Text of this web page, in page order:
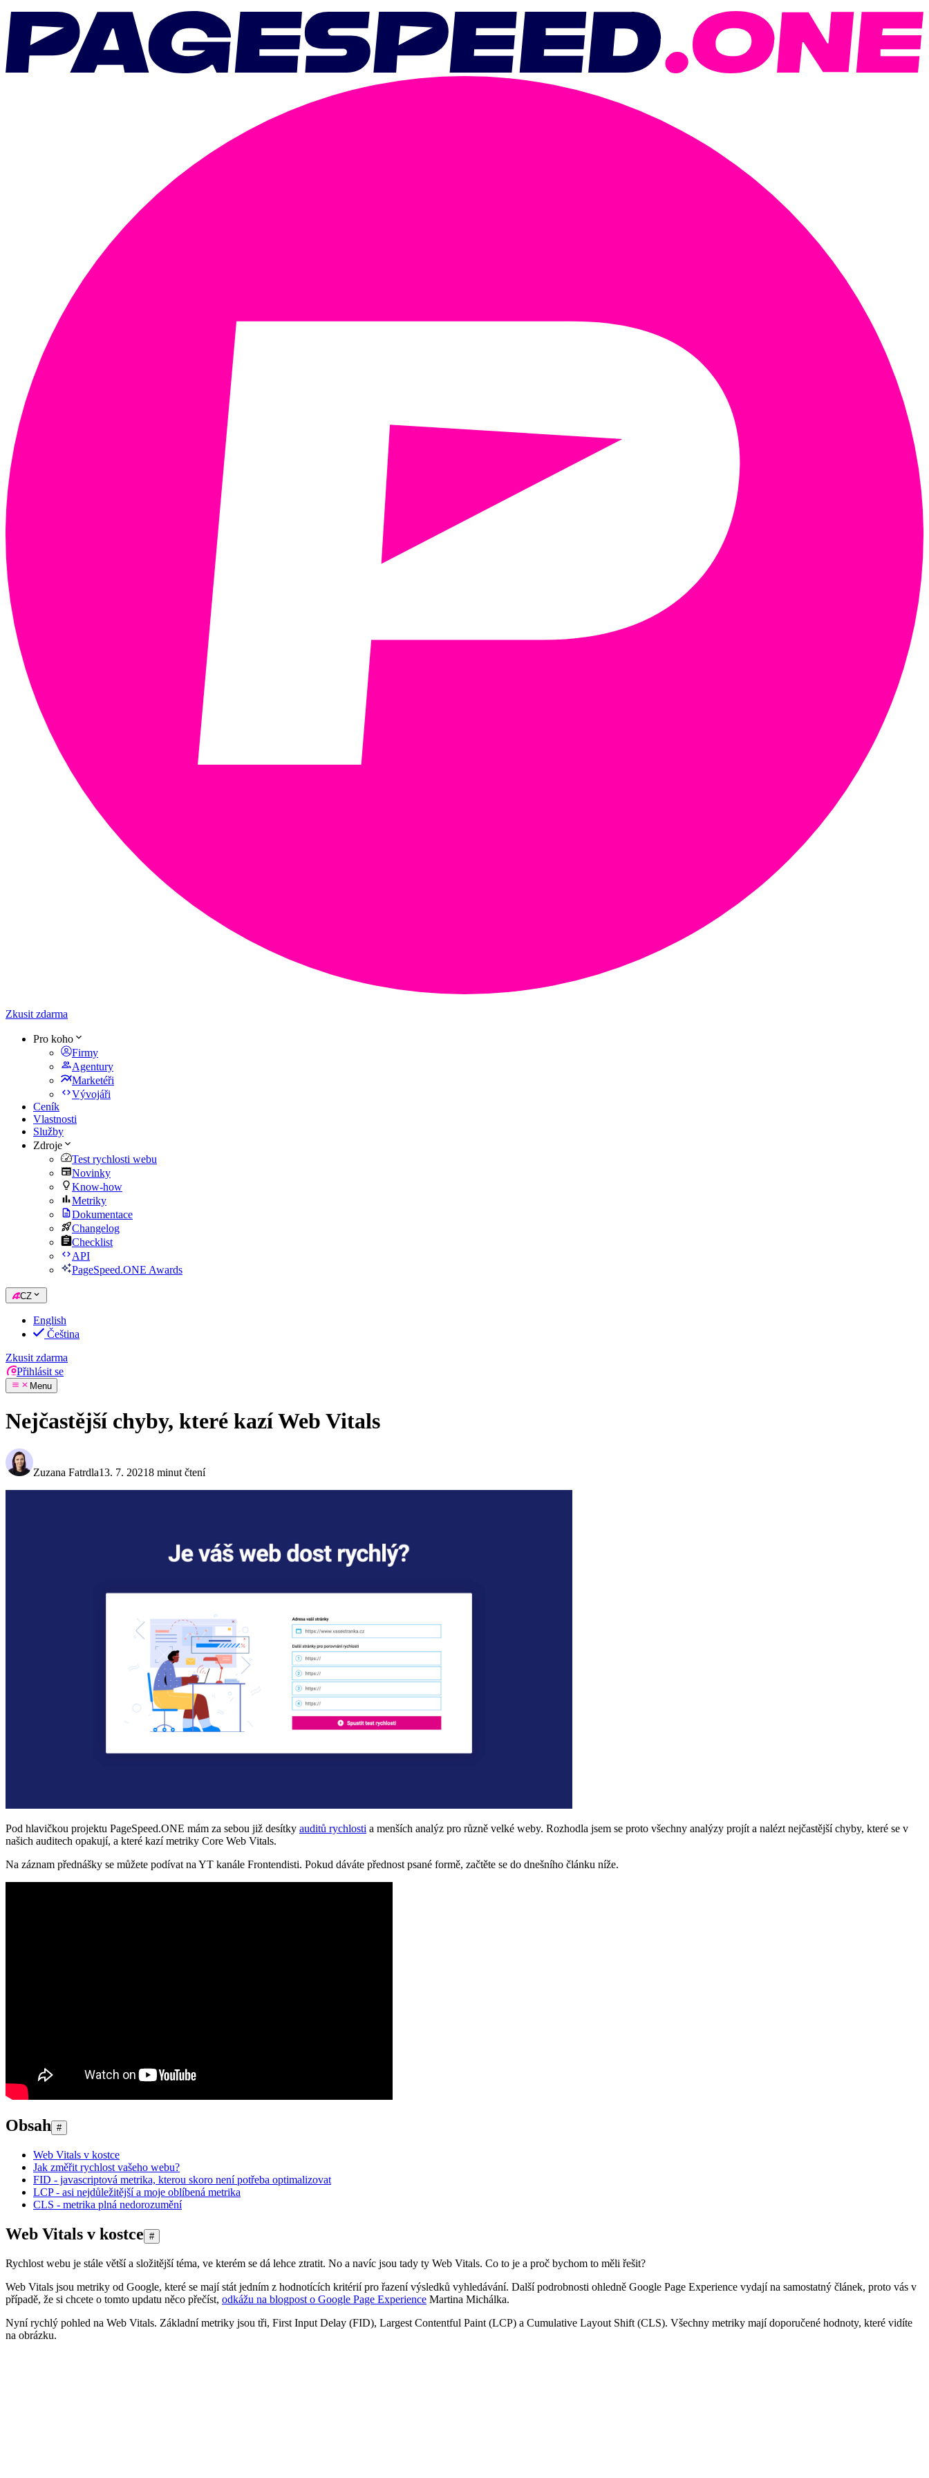
Zkusit zdarma
Pro koho
Firmy
Agentury
Marketéři
Vývojáři
Ceník
Vlastnosti
Služby
Zdroje
Test rychlosti webu
Novinky
Know-how
Metriky
Dokumentace
Changelog
Checklist
API
PageSpeed.ONE Awards
CZ
English
Čeština
Zkusit zdarma
Přihlásit se
Menu
Nejčastější chyby, které kazí Web Vitals
Zuzana Fatrdla13. 7. 20218 minut čtení
Pod hlavičkou projektu PageSpeed.ONE mám za sebou již desítky auditů rychlosti a menších analýz pro různě velké weby. Rozhodla jsem se proto všechny analýzy projít a nalézt nejčastější chyby, které se v
našich auditech opakují, a které kazí metriky Core Web Vitals.
Na záznam přednášky se můžete podívat na YT kanále Frontendisti. Pokud dáváte přednost psané formě, začtěte se do dnešního článku níže.
Obsah #
Web Vitals v kostce
Jak změřit rychlost vašeho webu?
FID - javascriptová metrika, kterou skoro není potřeba optimalizovat
LCP - asi nejdůležitější a moje oblíbená metrika
CLS - metrika plná nedorozumění
Web Vitals v kostce #
Rychlost webu je stále větší a složitější téma, ve kterém se dá lehce ztratit. No a navíc jsou tady ty Web Vitals. Co to je a proč bychom to měli řešit?
Web Vitals jsou metriky od Google, které se mají stát jedním z hodnotících kritérií pro řazení výsledků vyhledávání. Další podrobnosti ohledně Google Page Experience vydají na samostatný článek, proto vás v
případě, že si chcete o tomto updatu něco přečíst, odkážu na blogpost o Google Page Experience Martina Michálka.
Nyní rychlý pohled na Web Vitals. Základní metriky jsou tři, First Input Delay (FID), Largest Contentful Paint (LCP) a Cumulative Layout Shift (CLS). Všechny metriky mají doporučené hodnoty, které vidíte
na obrázku.